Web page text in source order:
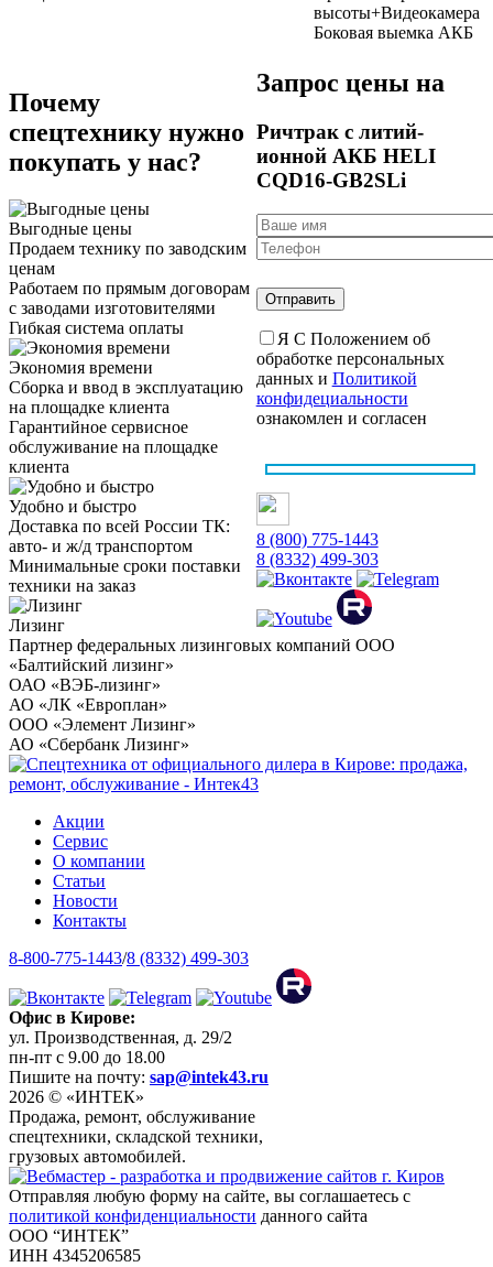
высоты+Видеокамера
Боковая выемка АКБ
Запрос цены на
Ричтрак с литий-
ионной АКБ HELI
CQD16-GB2SLi
Я С Положением об
обработке персональных
данных и Политикой
конфидециальности
ознакомлен и согласен
8 (800) 775-1443
8 (8332) 499-303
Почему
спецтехнику нужно
покупать у нас?
Выгодные цены
Продаем технику по заводским
ценам
Работаем по прямым договорам
с заводами изготовителями
Гибкая система оплаты
Экономия времени
Сборка и ввод в эксплуатацию
на площадке клиента
Гарантийное сервисное
обслуживание на площадке
клиента
Удобно и быстро
Доставка по всей России ТК:
авто- и ж/д транспортом
Минимальные сроки поставки
техники на заказ
Лизинг
Партнер федеральных лизинговых компаний ООО
«Балтийский лизинг»
ОАО «ВЭБ-лизинг»
АО «ЛК «Европлан»
ООО «Элемент Лизинг»
АО «Сбербанк Лизинг»
Акции
Сервис
О компании
Статьи
Новости
Контакты
8-800-775-1443/8 (8332) 499-303
Офис в Кирове:
ул. Производственная, д. 29/2
пн-пт с 9.00 до 18.00
Пишите на почту: sap@intek43.ru
2026 © «ИНТЕК»
Продажа, ремонт, обслуживание
спецтехники, складской техники,
грузовых автомобилей.
Отправляя любую форму на сайте, вы соглашаетесь с
политикой конфиденциальности данного сайта
ООО “ИНТЕК”
ИНН 4345206585